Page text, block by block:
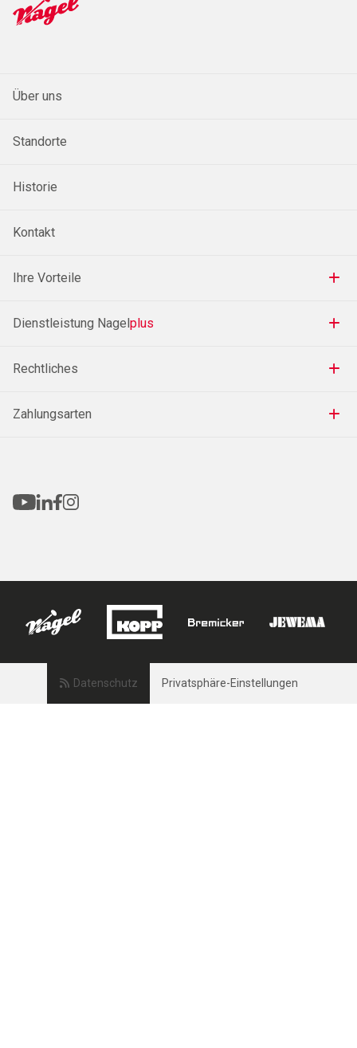
Über uns
Standorte
Historie
Kontakt
Ihre Vorteile
Dienstleistung Nagel plus
Rechtliches
Zahlungsarten
Datenschutz Privatsphäre-Einstellungen